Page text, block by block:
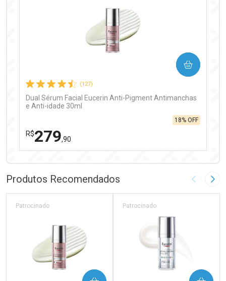
(127)
Dual Sérum Facial Eucerin Anti-Pigment Antimanchas
e Anti-idade 30ml
R$279,90
18% OFF
COMPRAR
Laboratório
Ativar Desconto
Por Menos
Produtos Recomendados Imagem
Patrocinado Patrocinado